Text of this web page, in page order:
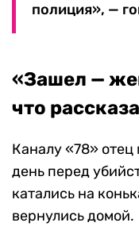
полиция», —
«Зашел —
что
Каналу «78» отец
день перед
катались на
вернулись домой.